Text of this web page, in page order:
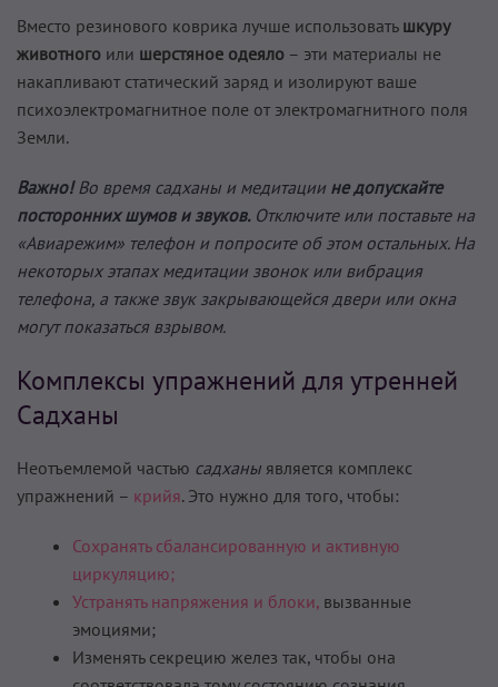
Вместо резинового коврика лучше использовать шкуру
животного или шерстяное одеяло – эти материалы не
накапливают статический заряд и изолируют ваше
психоэлектромагнитное поле от электромагнитного поля
Земли.
Важно! Во время садханы и медитации не допускайте
посторонних шумов и звуков.Отключите или поставьте на
«Авиарежим» телефон и попросите об этом остальных. На
некоторых этапах медитации звонок или вибрация
телефона, а также звук закрывающейся двери или окна
могут показаться взрывом.
Комплексы упражнений для утренней
Садханы
Неотъемлемой частью садханы является комплекс
упражнений – крийя. Это нужно для того, чтобы:
Сохранять сбалансированную и активную
циркуляцию;
Устранять напряжения и блоки, вызванные
эмоциями;
Изменять секрецию желез так, чтобы она